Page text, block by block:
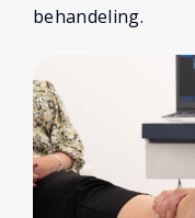
behandeling.